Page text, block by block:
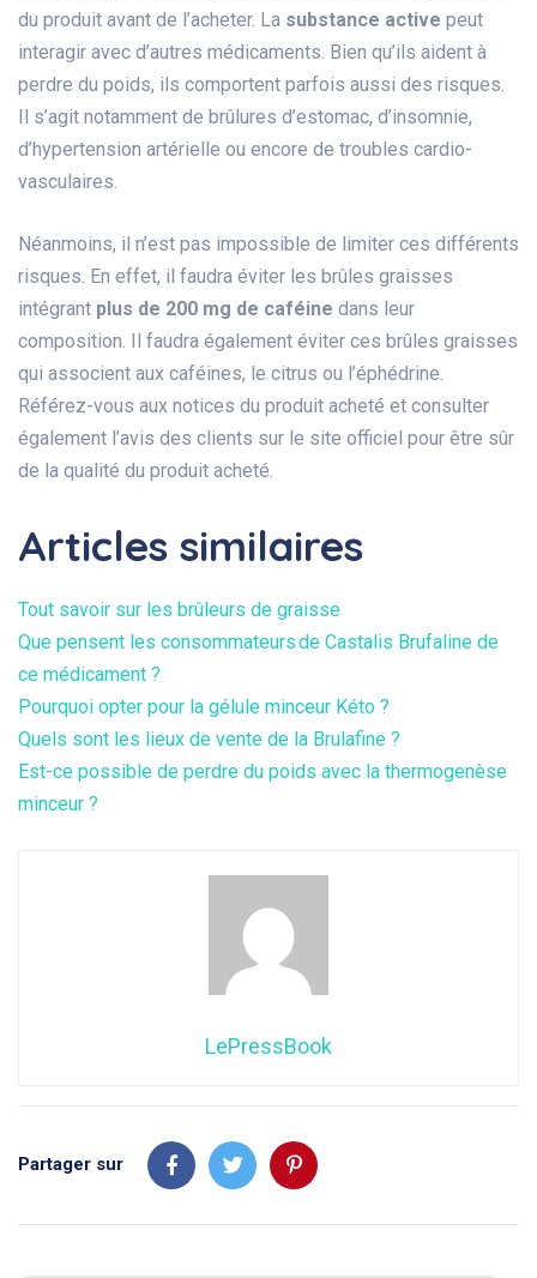
du produit avant de l’acheter. La substance active peut
interagir avec d’autres médicaments. Bien qu’ils aident à
perdre du poids, ils comportent parfois aussi des risques.
Il s’agit notamment de brûlures d’estomac, d’insomnie,
d’hypertension artérielle ou encore de troubles cardio-
vasculaires.
Néanmoins, il n’est pas impossible de limiter ces différents
risques. En effet, il faudra éviter les brûles graisses
intégrant plus de 200 mg de caféine dans leur
composition. Il faudra également éviter ces brûles graisses
qui associent aux caféines, le citrus ou l’éphédrine.
Référez-vous aux notices du produit acheté et consulter
également l’avis des clients sur le site officiel pour être sûr
de la qualité du produit acheté.
Articles similaires
Tout savoir sur les brûleurs de graisse
Que pensent les consommateurs de Castalis Brufaline de
ce médicament ?
Pourquoi opter pour la gélule minceur Kéto ?
Quels sont les lieux de vente de la Brulafine ?
Est-ce possible de perdre du poids avec la thermogenèse
minceur ?
LePressBook
Partager sur